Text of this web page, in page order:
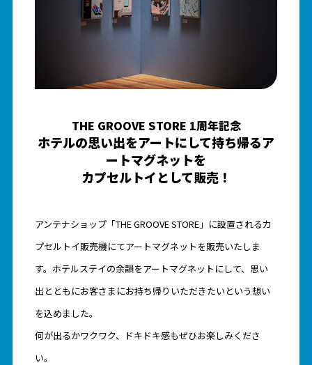
THE GROOVE STORE 1周年記念
ホテルの思い出をアートにして持ち帰るア
ートマグネットを
カプセルトイとして販売！
アンテナショップ「THE GROOVE STORE」に設置されるカ
プセルトイ販売機にてアートマグネットを販売いたしま
す。ホテルステイの余韻をアートマグネットにして、思い
出とともにお客さまにお持ち帰りいただきたいという想い
を込めました。
何が出るかワクワク、ドキドキ感もぜひお楽しみくださ
い。